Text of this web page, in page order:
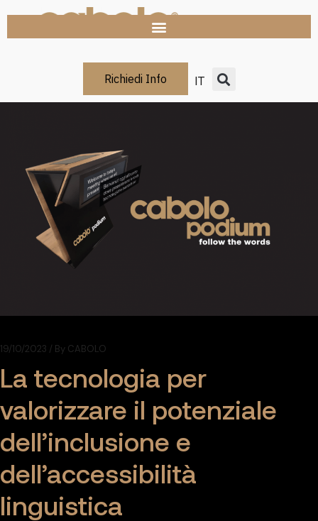
Richiedi Info IT
19/10/2023 By CABOLO
La tecnologia per
valorizzare il potenziale
dell’inclusione e
dell’accessibilità
linguistica